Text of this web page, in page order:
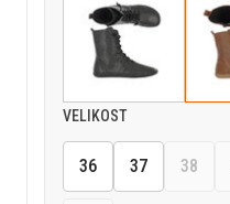
VELIKOST
36 37 38